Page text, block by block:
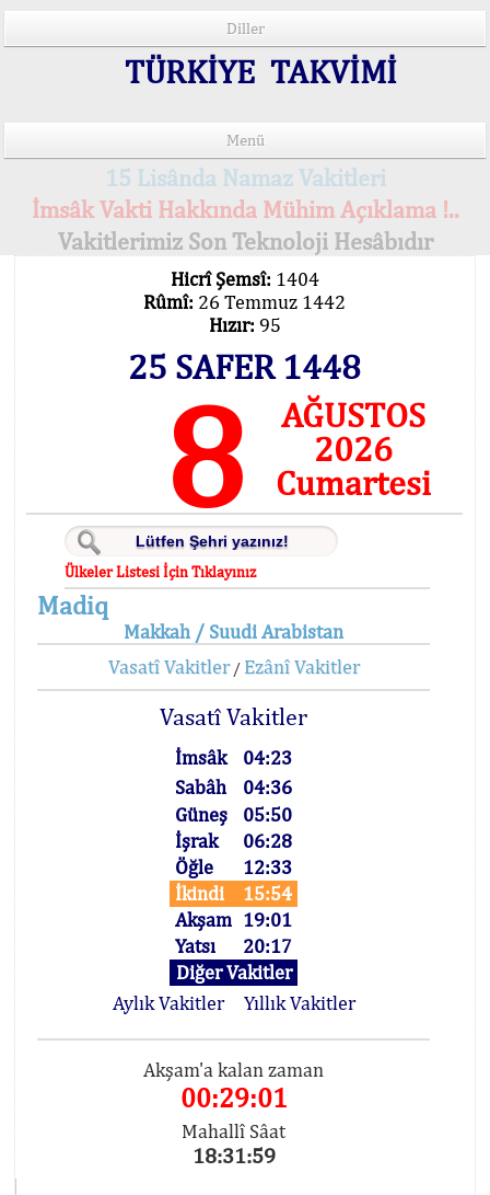
Diller
TÜRKİYE TAKVİMİ
Menü
15 Lisânda Namaz Vakitleri
İmsâk Vakti Hakkında Mühim Açıklama !..
Vakitlerimiz Son Teknoloji Hesâbıdır
Hicrî Şemsî: 1404
Rûmî: 26 Temmuz 1442
Hızır: 95
25 SAFER 1448
8
AĞUSTOS
2026
Cumartesi
Ülkeler Listesi İçin Tıklayınız
Madiq
Makkah / Suudi Arabistan
Vasatî Vakitler/ Ezânî Vakitler
Vasatî Vakitler
İmsâk
04:23
Sabâh
04:36
Güneş
05:50
İşrak
06:28
Öğle
12:33
İkindi
15:54
Akşam 19:01
Yatsı
20:17
Diğer Vakitler
Aylık Vakitler
Yıllık Vakitler
Akşam'a kalan zaman
00:29:01
Mahallî Sâat
18:31:59